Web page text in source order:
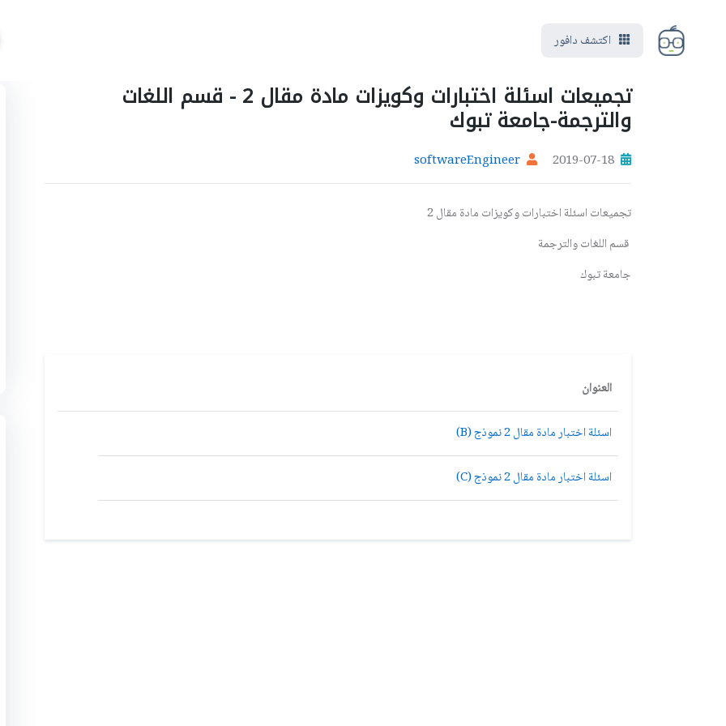
اكتشف دافور
تجميعات اسئلة اختبارات وكويزات مادة مقال 2 - قسم اللغات
والترجمة-جامعة تبوك
2019-07-18
softwareEngineer
تجميعات اسئلة اختبارات وكويزات مادة مقال 2
قسم اللغات والترجمة
جامعة تبوك
العنوان
اسئلة اختبار مادة مقال 2 نموذج (B)
اسئلة اختبار مادة مقال 2 نموذج (C)